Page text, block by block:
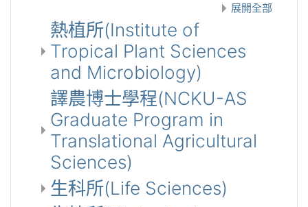
展開全部
熱植所(Institute of
Tropical Plant Sciences
and Microbiology)
譯農博士學程(NCKU-AS
Graduate Program in
Translational Agricultural
Sciences)
生科所(Life Sciences)